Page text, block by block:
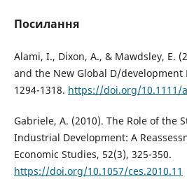
Посилання
Alami, I., Dixon, A., & Mawdsley, E.
and the New Global D/development
1294-1318. https://doi.org/10.1111/
Gabriele, A. (2010). The Role of the
Industrial Development: A
Economic Studies, 52(3), 325-350.
https://doi.org/10.1057/ces.2010.11